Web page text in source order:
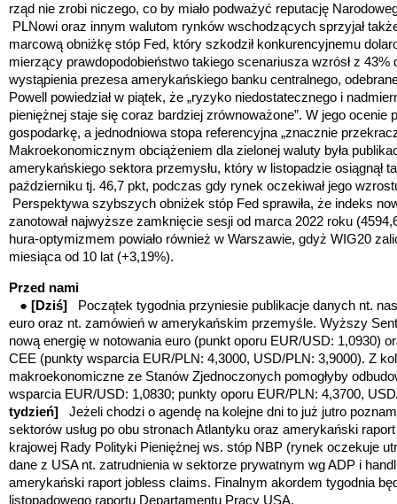
rząd nie zrobi niczego, co by miało podważyć reputację
PLNowi oraz innym walutom rynków wschodzących sprzyjał
marcową obniżkę stóp Fed, który szkodził konkurencyjnemu
mierzący prawdopodobieństwo takiego scenariusza wzrósł z 43%
wystąpienia prezesa amerykańskiego banku centralnego,
Powell powiedział w piątek, że „ryzyko niedostatecznego i
pieniężnej staje się coraz bardziej zrównoważone”. W jego ocenie
gospodarkę, a jednodniowa stopa referencyjna „znacznie
Makroekonomicznym obciążeniem dla zielonej waluty była
amerykańskiego sektora przemysłu, który w listopadzie osiągnął
październiku tj. 46,7 pkt, podczas gdy rynek oczekiwał jego
Perspektywa szybszych obniżek stóp Fed sprawiła, że indeks
zanotował najwyższe zamknięcie sesji od marca 2022 roku
hura-optymizmem powiało również w Warszawie, gdyż WIG20
miesiąca od 10 lat (+3,19%).
Przed nami
● [Dziś]
Początek tygodnia przyniesie publikacje danych nt.
euro oraz nt. zamówień w amerykańskim przemyśle. Wyższy
nową energię w notowania euro (punkt oporu EUR/USD: 1,0930)
CEE (punkty wsparcia EUR/PLN: 4,3000, USD/PLN: 3,9000). Z
makroekonomiczne ze Stanów Zjednoczonych pomogłyby
wsparcia EUR/USD: 1,0830; punkty oporu EUR/PLN: 4,3700,
tydzień] Jeżeli chodzi o agendę na kolejne dni to już jutro
sektorów usług po obu stronach Atlantyku oraz amerykański
krajowej Rady Polityki Pieniężnej ws. stóp NBP (rynek oczekuje
dane z USA nt. zatrudnienia w sektorze prywatnym wg ADP i
amerykański raport jobless claims. Finalnym akordem tygodnia
listopadowego raportu Departamentu Pracy USA.